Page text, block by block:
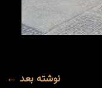
نوشته بعد ←